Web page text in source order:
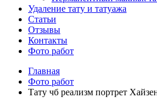
Удаление тату и татуажа
Статьи
Отзывы
Контакты
Фото работ
Главная
Фото работ
Тату чб реализм портрет